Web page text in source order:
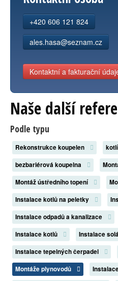
+420 606 121 824
ales.hasa@seznam.cz
Kontaktní a fakturační
Naše další
Podle typu
Rekonstrukce koupelen
bezbariérová koupelna
Montáž ústředního topení
Instalace kotlů na peletky
Instalace odpadů a kanalizace
Instalace kotlů
Instalace
Instalace tepelných čerpadel
Montáže plynovodů